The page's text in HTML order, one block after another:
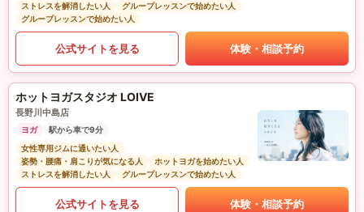
ストレスを解消したい人
グループレッスンで始めたい人
グループレッスンで始めたい人
公式サイトを見る 体験・相談予約
ホットヨガスタジオ LOIVE
長野川中島店
ヨガ
駅から車で9分
女性専用ジムに通いたい人
姿勢・腰痛・肩こりが気になる人
ホットヨガを始めたい人
ストレスを解消したい人
グループレッスンで始めたい人
公式サイトを見る 体験・相談予約